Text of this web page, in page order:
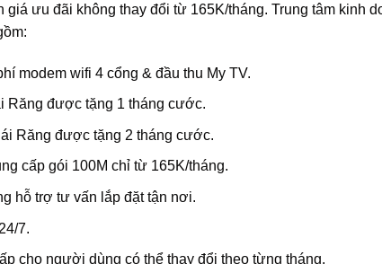
ưu đãi không thay đổi từ 165K/tháng. Trung tâm kinh
modem wifi 4 cổng & đầu thu My TV.
Răng được tặng 1 tháng cước.
Răng được tặng 2 tháng cước.
cấp gói 100M chỉ từ 165K/tháng.
hỗ trợ tư vấn lắp đặt tận nơi.
7.
cho người dùng có thể thay đổi theo từng tháng.